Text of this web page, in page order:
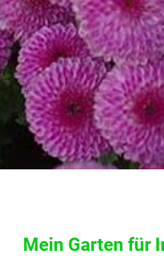
Mein Garten für